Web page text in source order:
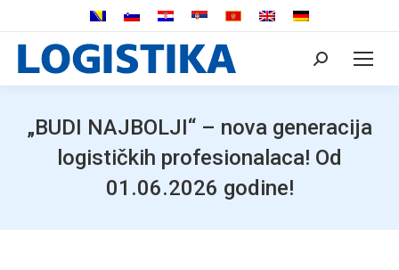
Search:
„BUDI NAJBOLJI“ – nova generacija
logističkih profesionalaca! Od
01.06.2026 godine!